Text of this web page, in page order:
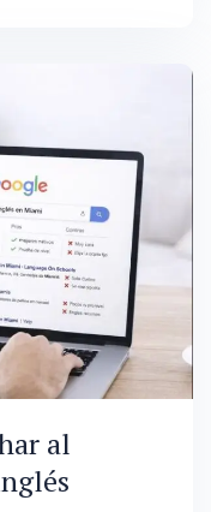
por falta de
al